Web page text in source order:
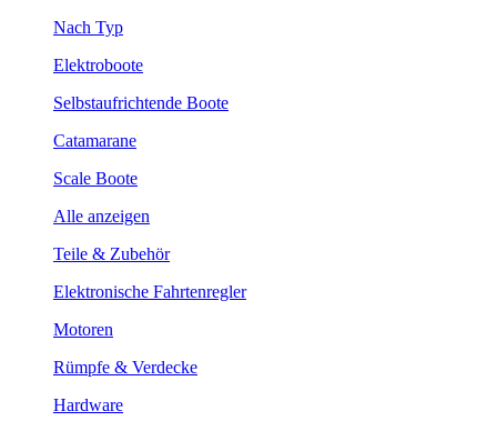
Nach Typ
Elektroboote
Selbstaufrichtende Boote
Catamarane
Scale Boote
Alle anzeigen
Teile & Zubehör
Elektronische Fahrtenregler
Motoren
Rümpfe & Verdecke
Hardware